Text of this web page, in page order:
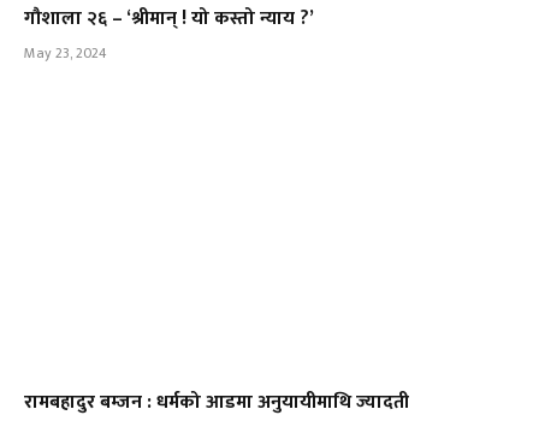
गौशाला २६ – ‘श्रीमान् ! यो कस्तो न्याय ?’
May 23, 2024
रामबहादुर बम्जन : धर्मको आडमा अनुयायीमाथि ज्यादती